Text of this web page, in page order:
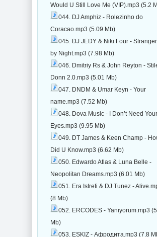
Would U Still Love Me (VIP).mp3 (5.2
044. DJ Amphiz - Rolezinho do
Coracao.mp3 (5.09 Mb)
045. DJ JEDY & Niki Four -
by Night.mp3 (7.98 Mb)
046. Dmitriy Rs & John Reyton -
Donn 2.0.mp3 (5.01 Mb)
047. DNDM & Umar Keyn - Your
name.mp3 (7.52 Mb)
048. Dova Music - I Don’t Need Your
Eyes.mp3 (9.95 Mb)
049. DT James & Keen Champ -
Did U Know.mp3 (6.62 Mb)
050. Edwardo Atlas & Luna Belle -
Neopolitan Dreams.mp3 (6.01 Mb)
051. Era Istrefi & DJ Tunez -
(8 Mb)
052. ERCODES - Yanıyorum.mp3
Mb)
053. ESKIZ - Афродита.mp3 (7.8